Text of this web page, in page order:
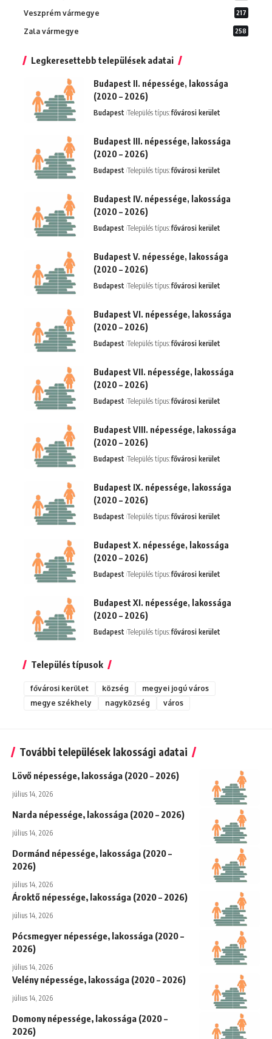
Veszprém vármegye 217
Zala vármegye 258
Legkeresettebb települések adatai
Budapest II. népessége, lakossága
(2020 – 2026)
Budapest Település típus:fővárosi kerület
Budapest III. népessége, lakossága
(2020 – 2026)
Budapest Település típus:fővárosi kerület
Budapest IV. népessége, lakossága
(2020 – 2026)
Budapest Település típus:fővárosi kerület
Budapest V. népessége, lakossága
(2020 – 2026)
Budapest Település típus:fővárosi kerület
Budapest VI. népessége, lakossága
(2020 – 2026)
Budapest Település típus:fővárosi kerület
Budapest VII. népessége, lakossága
(2020 – 2026)
Budapest Település típus:fővárosi kerület
Budapest VIII. népessége, lakossága
(2020 – 2026)
Budapest Település típus:fővárosi kerület
Budapest IX. népessége, lakossága
(2020 – 2026)
Budapest Település típus:fővárosi kerület
Budapest X. népessége, lakossága
(2020 – 2026)
Budapest Település típus:fővárosi kerület
Budapest XI. népessége, lakossága
(2020 – 2026)
Budapest Település típus:fővárosi kerület
Település típusok
fővárosi kerület község
megyei jogú város
megye székhely
nagyközség város
További települések lakossági adatai
Lövő népessége, lakossága (2020 – 2026)
július 14, 2026
Narda népessége, lakossága (2020 – 2026)
július 14, 2026
Dormánd népessége, lakossága (2020 –
2026)
július 14, 2026
Ároktő népessége, lakossága (2020 – 2026)
július 14, 2026
Pócsmegyer népessége, lakossága (2020 –
2026)
július 14, 2026
Velény népessége, lakossága (2020 – 2026)
július 14, 2026
Domony népessége, lakossága (2020 –
2026)